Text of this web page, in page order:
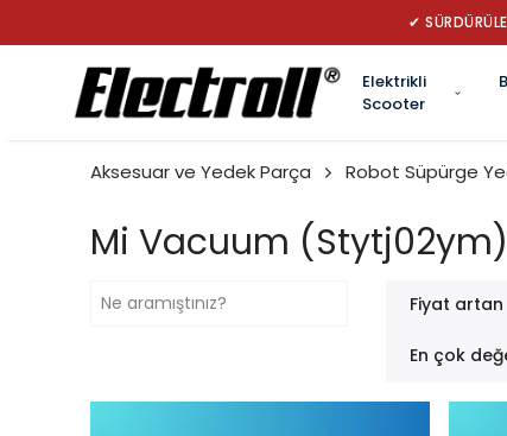
✔
Elektrikli
Scooter
Aksesuar ve Yedek Parça Robot Süpürge
Mi Vacuum (Stytj02ym)
Fiyat artan
En çok